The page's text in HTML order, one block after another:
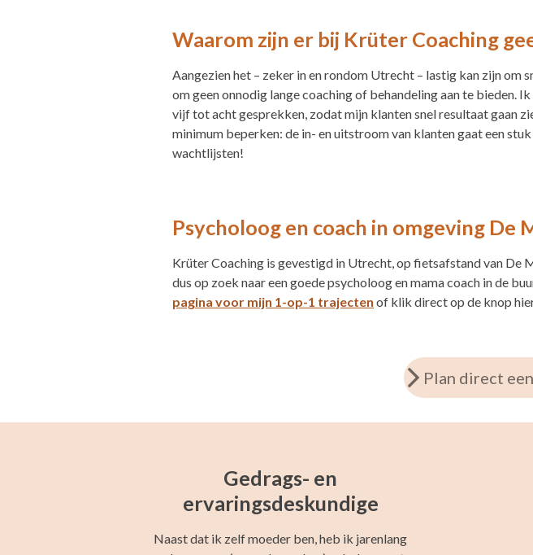
Waarom zijn er bij Krüter Coaching
Aangezien het – zeker in en rondom Utrecht – lastig kan zijn om
om geen onnodig lange coaching of behandeling aan te bieden.
vijf tot acht gesprekken, zodat mijn klanten snel resultaat gaan
minimum beperken: de in- en uitstroom van klanten gaat een
wachtlijsten!
Psycholoog en coach in omgeving De
Krüter Coaching is gevestigd in Utrecht, op fietsafstand van De
dus op zoek naar een goede psycholoog en mama coach in de
pagina voor mijn 1-op-1 trajecten of klik direct op de knop
Plan direct
Gedrags- en
ervaringsdeskundige
Naast dat ik zelf moeder ben, heb ik jarenlang